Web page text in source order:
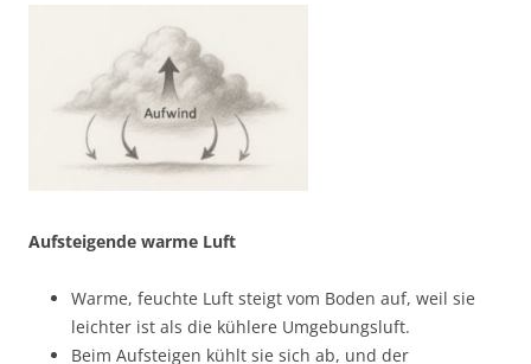
Aufsteigende warme Luft
Warme, feuchte Luft steigt vom Boden auf, weil sie
leichter ist als die kühlere Umgebungsluft.
Beim Aufsteigen kühlt sie sich ab, und der